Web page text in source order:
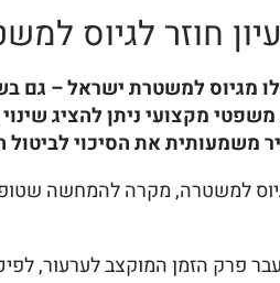
חוזר לגיוס
מגיוס למשטרת ישראל – גם
מקצועי ניתן להציג
משמעותית את הסיכוי
פרק הזמן המוקצב לערעור,